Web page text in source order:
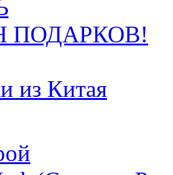
ПОДАРКОВ!
из Китая